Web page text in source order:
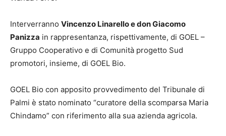
Interverranno Vincenzo Linarello e don Giacomo
Panizza in rappresentanza, rispettivamente, di GOEL –
Gruppo Cooperativo e di Comunità progetto Sud
promotori, insieme, di GOEL Bio.
GOEL Bio con apposito provvedimento del Tribunale di
Palmi è stato nominato “curatore della scomparsa Maria
Chindamo” con riferimento alla sua azienda agricola.